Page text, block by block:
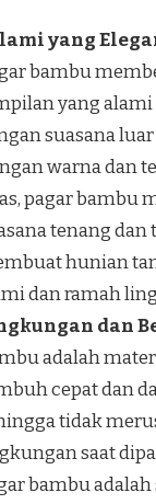
yang
bambu
yang
suasana
warna dan
pagar bambu
tenang dan
hunian
dan ramah
dan
adalah
cepat dan
tidak
saat
bambu adalah